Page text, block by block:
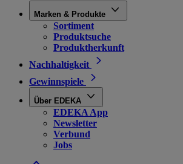
Marken & Produkte
Sortiment
Produktsuche
Produktherkunft
Nachhaltigkeit
Gewinnspiele
Über EDEKA
EDEKA App
Newsletter
Verbund
Jobs